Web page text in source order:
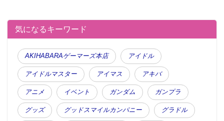
気になるキーワード
AKIHABARAゲーマーズ本店 アイドル
アイドルマスター アイマス アキバ
アニメ イベント ガンダム ガンプラ
グッズ グッドスマイルカンパニー グラドル